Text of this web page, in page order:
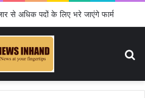
से अधिक पदों के लिए भरे जाएंगे फार्म